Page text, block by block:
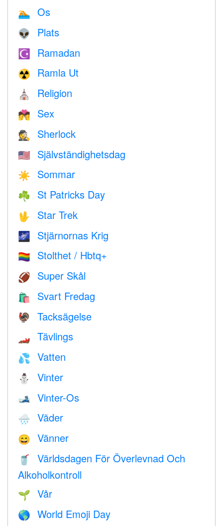
🏊 Os
👽 Plats
☪️ Ramadan
☢️ Ramla Ut
⛪️ Religion
💏 Sex
🕵️ Sherlock
🇺🇸 Självständighetsdag
☀️ Sommar
☘️ St Patricks Day
🖖 Star Trek
🌌 Stjärnornas Krig
🏳️‍🌈 Stolthet / Hbtq+
🏈 Super Skål
🛍 Svart Fredag
🦃 Tacksägelse
🏎 Tävlings
💦 Vatten
⛄ Vinter
🎿 Vinter-Os
🌧 Väder
😄 Vänner
🥤
Världsdagen För Överlevnad Och
Alkoholkontroll
🌱 Vår
🌎 World Emoji Day